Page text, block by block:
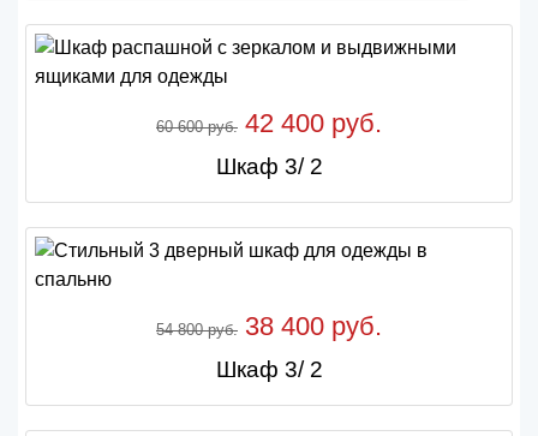
60 600 руб. 42 400 руб.
Шкаф 3/ 2
54 800 руб. 38 400 руб.
Шкаф 3/ 2